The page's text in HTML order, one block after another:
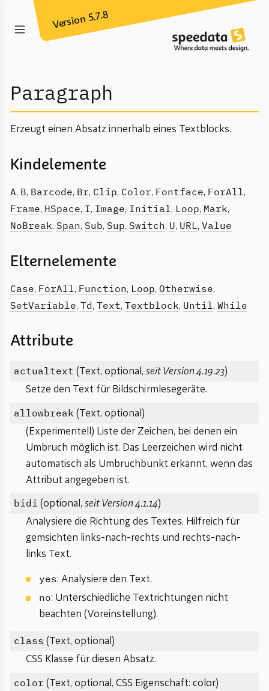
Version 5.7.8
Paragraph
Erzeugt einen Absatz innerhalb eines Textblocks.
Kindelemente
A, B, Barcode, Br, Clip, Color, Fontface, ForAll ,
Frame, HSpace, I, Image, Initial , Loop, Mark,
NoBreak, Span, Sub, Sup, Switch, U, URL , Value
Elternelemente
Case, ForAll , Function, Loop, Otherwise,
SetVariable, Td, Text, Textblock, Until , While
Attribute
actualtext (Text, optional, seit Version 4.19.23)
Setze den Text für Bildschirmlesegeräte.
allowbreak (Text, optional)
(Experimentell) Liste der Zeichen, bei denen ein
Umbruch möglich ist. Das Leerzeichen wird nicht
automatisch als Umbruchbunkt erkannt, wenn das
Attribut angegeben ist.
bidi (optional, seit Version 4.1.14)
Analysiere die Richtung des Textes. Hilfreich für
gemsichten links-nach-rechts und rechts-nach-
links Text.
yes: Analysiere den Text.
no: Unterschiedliche Textrichtungen nicht
beachten (Voreinstellung).
class (Text, optional)
CSS Klasse für diesen Absatz.
color (Text, optional, CSS Eigenschaft: color)